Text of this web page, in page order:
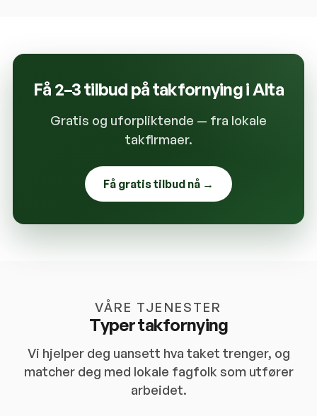
Få 2–3 tilbud på takfornying iAlta
Gratis og uforpliktende — fra lokale
takfirmaer.
Få gratis tilbud nå →
VÅRE TJENESTER
Typer takfornying
Vi hjelper deg uansett hva taket trenger, og
matcher deg med lokale fagfolk som utfører
arbeidet.